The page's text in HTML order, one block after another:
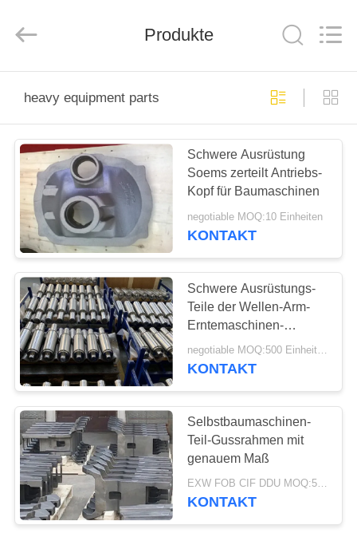
PRODUKTE
ÜBER
UNS
FABRIK-
AUSFLUG
QUALITÄTSKONTROLLE
TRETEN
SIE
MIT
UNS
IN
VERBINDUNG
Rights
by
Produkte
heavy equipment parts
Schwere Ausrüstung
Soems zerteilt Antriebs-
Kopf für Baumaschinen
negotiable MOQ:10 Einheiten
KONTAKT
Schwere Ausrüstungs-
Teile der Wellen-Arm-
Erntemaschinen-
IATF16949
negotiable MOQ:500 Einheiten
KONTAKT
Selbstbaumaschinen-
Teil-Gussrahmen mit
genauem Maß
EXW FOB CIF DDU MOQ:50 Einheiten
KONTAKT